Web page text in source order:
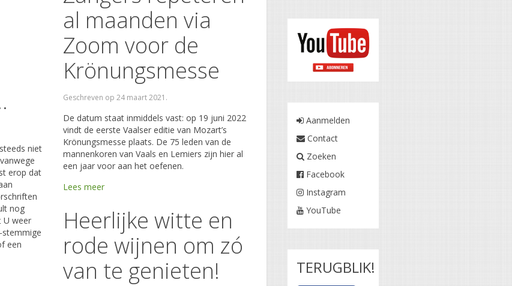
niet
erop dat
nog
U weer
stemmige
een
al maanden via
Zoom voor de
Krönungsmesse
Geschreven op 24 maart 2021 .
De datum staat inmiddels vast: op 19 juni 2022
vindt de eerste Vaalser editie van Mozart’s
Krönungsmesse plaats. De 75 leden van de
mannenkoren van Vaals en Lemiers zijn hier al
een jaar voor aan het oefenen.
Lees meer
Heerlijke witte en
rode wijnen om zó
van te genieten!
Aanmelden
Contact
Zoeken
Facebook
Instagram
YouTube
TERUGBLIK!